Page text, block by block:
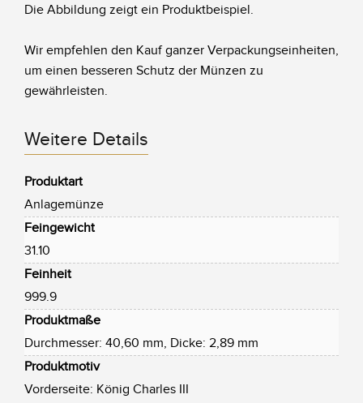
Die Abbildung zeigt ein Produktbeispiel.
Wir empfehlen den Kauf ganzer Verpackungseinheiten,
um einen besseren Schutz der Münzen zu
gewährleisten.
Weitere Details
Produktart
Anlagemünze
Feingewicht
31.10
Feinheit
999.9
Produktmaße
Durchmesser: 40,60 mm, Dicke: 2,89 mm
Produktmotiv
Vorderseite: König Charles III